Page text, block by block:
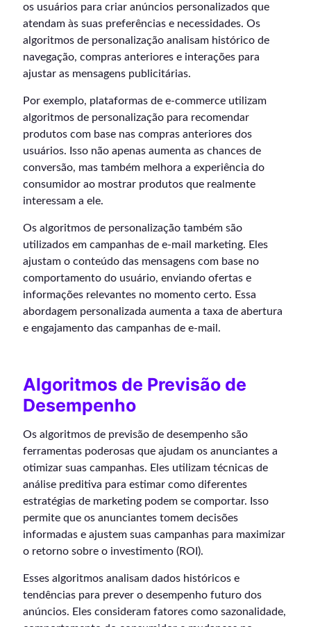
os usuários para criar anúncios personalizados que
atendam às suas preferências e necessidades. Os
algoritmos de personalização analisam histórico de
navegação, compras anteriores e interações para
ajustar as mensagens publicitárias.
Por exemplo, plataformas de e-commerce utilizam
algoritmos de personalização para recomendar
produtos com base nas compras anteriores dos
usuários. Isso não apenas aumenta as chances de
conversão, mas também melhora a experiência do
consumidor ao mostrar produtos que realmente
interessam a ele.
Os algoritmos de personalização também são
utilizados em campanhas de e-mail marketing. Eles
ajustam o conteúdo das mensagens com base no
comportamento do usuário, enviando ofertas e
informações relevantes no momento certo. Essa
abordagem personalizada aumenta a taxa de abertura
e engajamento das campanhas de e-mail.
Algoritmos de Previsão de
Desempenho
Os algoritmos de previsão de desempenho são
ferramentas poderosas que ajudam os anunciantes a
otimizar suas campanhas. Eles utilizam técnicas de
análise preditiva para estimar como diferentes
estratégias de marketing podem se comportar. Isso
permite que os anunciantes tomem decisões
informadas e ajustem suas campanhas para maximizar
o retorno sobre o investimento (ROI).
Esses algoritmos analisam dados históricos e
tendências para prever o desempenho futuro dos
anúncios. Eles consideram fatores como sazonalidade,